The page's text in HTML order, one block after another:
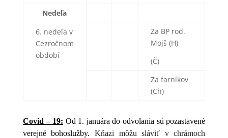
Nedeľa
6. nedeľa v
Cezročnom
období
Za BP rod.
Mojš (H)
(Č)
Za farníkov
(Ch)
Covid – 19: Od 1. januára do odvolania sú pozastavené
verejné bohoslužby. Kňazi môžu sláviť v chrámoch